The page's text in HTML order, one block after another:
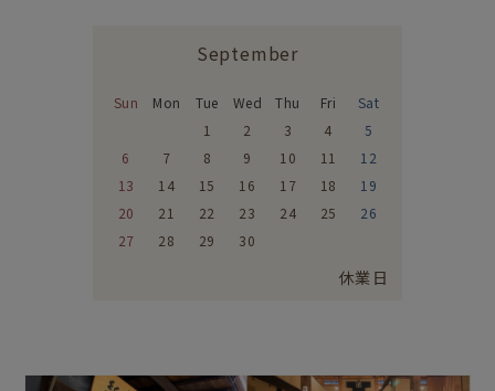
September
Sun Mon Tue Wed Thu Fri
Sat
1
2 3 4
5
6
7 8 9 10 11
12
13
14 15 16 17 18
19
20
21 22 23 24 25
26
27
28 29 30
休業日